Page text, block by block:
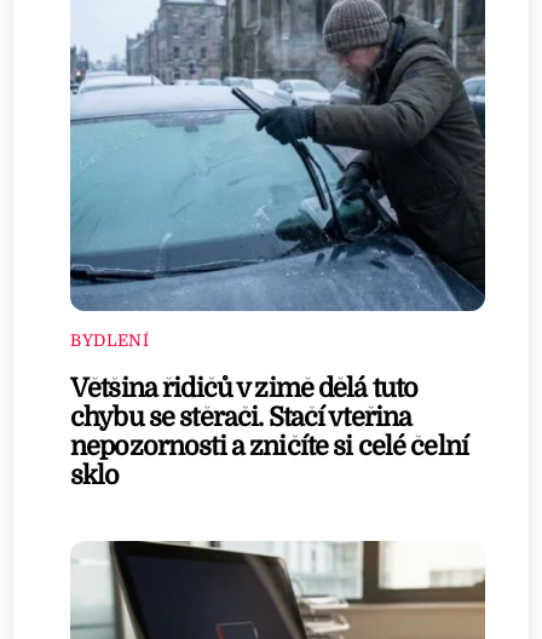
BYDLENÍ
Většina řidičů v zimě dělá tuto
chybu se stěrači. Stačí vteřina
nepozornosti a zničíte si celé čelní
sklo